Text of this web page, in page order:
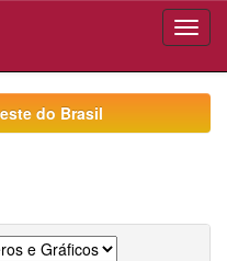
do Brasil